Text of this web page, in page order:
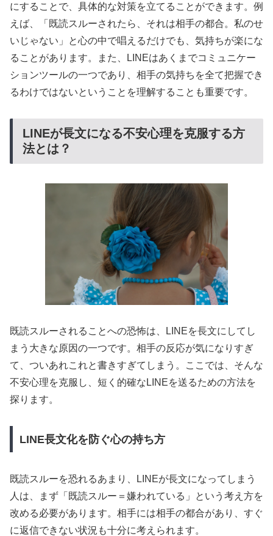
にすることで、具体的な対策を立てることができます。例
えば、「既読スルーされたら、それは相手の都合。私のせ
いじゃない」と心の中で唱えるだけでも、気持ちが楽にな
ることがあります。また、LINEはあくまでコミュニケー
ションツールの一つであり、相手の気持ちを全て把握でき
るわけではないということを理解することも重要です。
LINEが長文になる不安心理を克服する方
法とは？
既読スルーされることへの恐怖は、LINEを長文にしてし
まう大きな原因の一つです。相手の反応が気になりすぎ
て、ついあれこれと書きすぎてしまう。ここでは、そんな
不安心理を克服し、短く的確なLINEを送るための方法を
探ります。
LINE長文化を防ぐ心の持ち方
既読スルーを恐れるあまり、LINEが長文になってしまう
人は、まず「既読スルー＝嫌われている」という考え方を
改める必要があります。相手には相手の都合があり、すぐ
に返信できない状況も十分に考えられます。